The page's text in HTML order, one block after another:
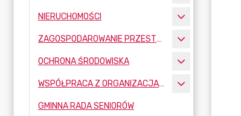
NIERUCHOMOŚCI
ZAGOSPODAROWANIE PRZESTRZENNE
OCHRONA ŚRODOWISKA
WSPÓŁPRACA Z ORGANIZACJAMI POZARZĄDOWYMI
GMINNA RADA SENIORÓW